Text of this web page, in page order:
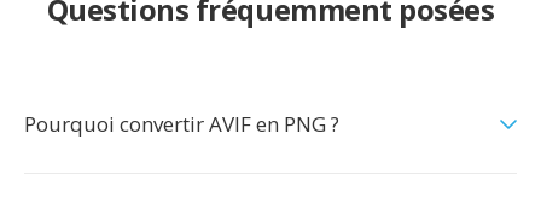
Questions fréquemment posées
Pourquoi convertir AVIF en PNG ?